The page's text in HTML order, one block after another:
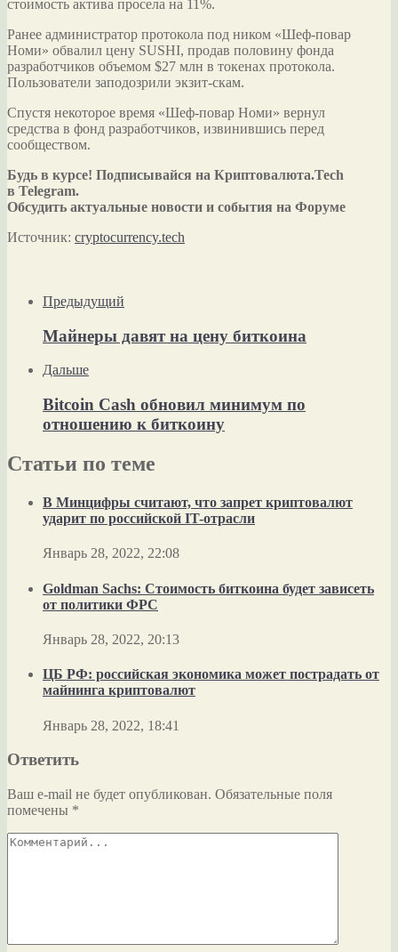
стоимость актива просела на 11%.
Ранее администратор протокола под ником «Шеф-повар
Номи» обвалил цену SUSHI, продав половину фонда
разработчиков объемом $27 млн в токенах протокола.
Пользователи заподозрили экзит-скам.
Спустя некоторое время «Шеф-повар Номи» вернул
средства в фонд разработчиков, извинившись перед
сообществом.
Будь в курсе! Подписывайся на Криптовалюта.Tech
в Telegram.
Обсудить актуальные новости и события на Форуме
Источник: cryptocurrency.tech
Предыдущий
Майнеры давят на цену биткоина
Дальше
Bitcoin Cash обновил минимум по
отношению к биткоину
Статьи по теме
В Минцифры считают, что запрет криптовалют
ударит по российской IT-отрасли
Январь 28, 2022, 22:08
Goldman Sachs: Стоимость биткоина будет зависеть
от политики ФРС
Январь 28, 2022, 20:13
ЦБ РФ: российская экономика может пострадать от
майнинга криптовалют
Январь 28, 2022, 18:41
Ответить
Ваш e-mail не будет опубликован. Обязательные поля
помечены *